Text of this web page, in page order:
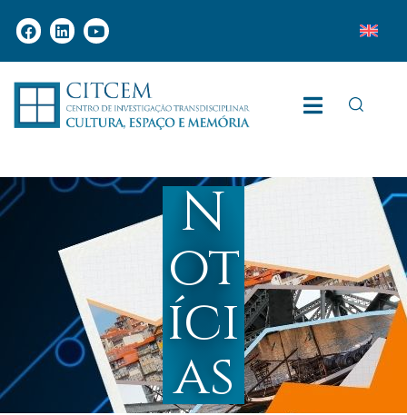
N
ot
íci
as